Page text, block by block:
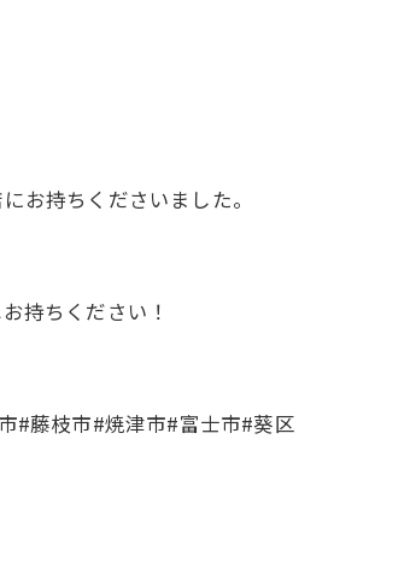
お持ちくださいました。
持ちください！
#藤枝市#焼津市#富士市#葵区